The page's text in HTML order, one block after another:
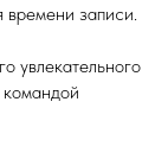
времени записи.
увлекательного